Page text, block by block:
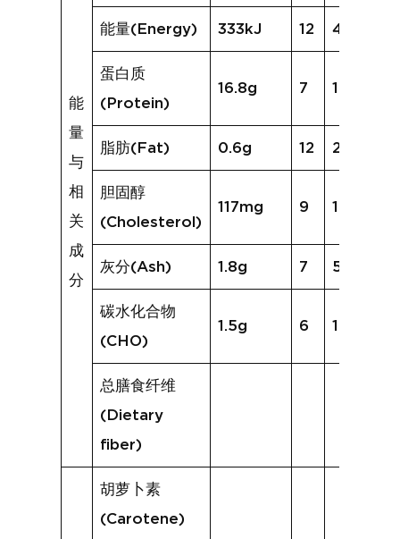
能
量
与
相
关
成
分
能量(Energy) 333kJ 12 434kJ
蛋白质
(Protein)
16.8g 7 19.1g
脂肪(Fat) 0.6g 12 2.1g
胆固醇
(Cholesterol)
117mg 9 188mg
灰分(Ash) 1.8g 7 5.7g
碳水化合物
(CHO)
1.5g 6 1.9g
总膳食纤维
(Dietary
fiber)
胡萝卜素
(Carotene)